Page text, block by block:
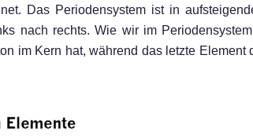
Das Periodensystem ist in
nach rechts. Wie wir im
im Kern hat, während das letzte Element